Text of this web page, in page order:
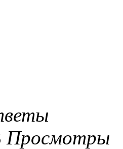
Просмотры